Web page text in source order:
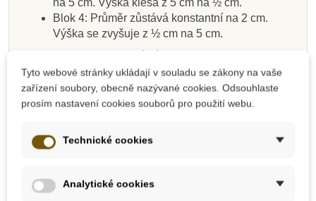
Blok 4: Průměr zůstává konstantní na 2 cm.
Výška se zvyšuje z ½ cm na 5 cm.
Přímý cíl: Vizuální rozlišování rozměrů
Nepřímý cíl:
Příprava na držení tužky
Příprava na psaní
válec jediným přesným pohybem)
Tyto webové stránky ukládají v souladu se zákony na vaše
zařízení soubory, obecně nazývané cookies. Odsouhlaste
prosím nastavení cookies souborů pro použití webu.
Technické cookies
Analytické cookies